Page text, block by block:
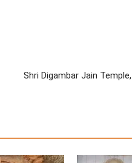
Shri Digambar Jain